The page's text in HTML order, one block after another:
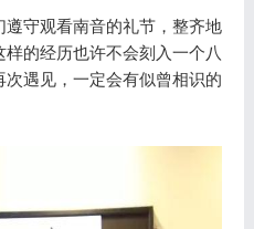
守观看南音的礼节，整齐地
的经历也许不会刻入一个八
遇见，一定会有似曾相识的